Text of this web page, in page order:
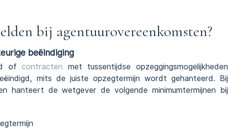
bij agentuurovereenkomsten?
beëindiging
ofcontracten met tussentijdse opzeggingsmogelijkheden
mits de juiste opzegtermijn wordt gehanteerd. Bij
hanteert de wetgever de volgende minimumtermijnen bij